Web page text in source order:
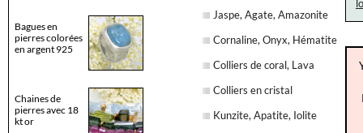
Bagues en
pierres colorées
en argent 925
Chaines de
pierres avec 18
kt or
Jaspe, Agate, Amazonite
Cornaline, Onyx, Hématite
Colliers de coral, Lava
Colliers en cristal
Kunzite, Apatite, Iolite